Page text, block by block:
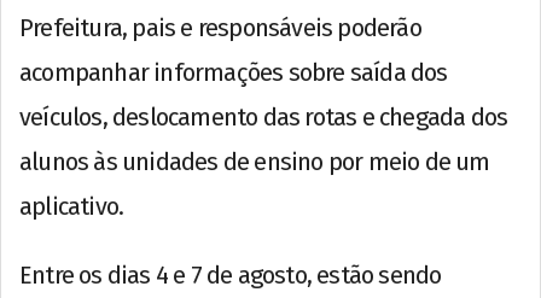
Prefeitura, pais e responsáveis poderão
acompanhar informações sobre saída dos
veículos, deslocamento das rotas e chegada dos
alunos às unidades de ensino por meio de um
aplicativo.
Entre os dias 4 e 7 de agosto, estão sendo